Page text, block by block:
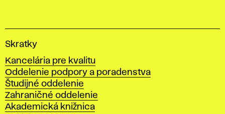
V
s
o
k
á
š
Skratky
Kancelária pre kvalitu
Oddelenie podpory a poradenstva
Študijné oddelenie
Zahraničné oddelenie
Akademická knižnica